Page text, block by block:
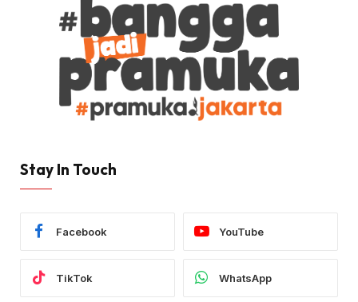
Stay In Touch
Facebook YouTube
TikTok WhatsApp